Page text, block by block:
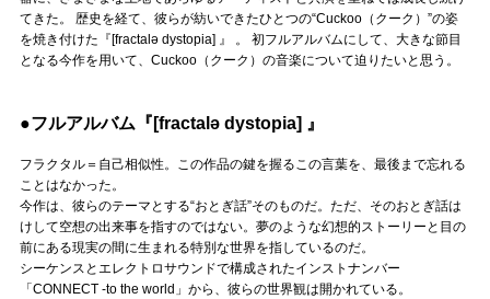
てきた。 歴史を経て、彼らが紡いできたひとつの“Cuckoo（クーク）”の姿
を焼き付けた『[fractalə dystopia] 』 。 初フルアルバムにして、大きな節目
となる今作を用いて、Cuckoo（クーク）の音楽について迫りたいと思う。
●フルアルバム『[fractalə dystopia] 』
フラクタル＝自己相似性。この作品の鍵を握るこの言葉を、最後まで忘れる
ことはなかった。
今作は、彼らのテーマとする“おとぎ話”そのものだ。ただ、そのおとぎ話は
けして空想の出来事を指すのではない。夢のような幻想的ストーリーと目の
前にある現実の間に生まれる特別な世界を指しているのだ。
シーケンスとエレクトロサウンドで構成されたインストナンバー
「CONNECT -to the world」から、彼らの世界観は開かれている。